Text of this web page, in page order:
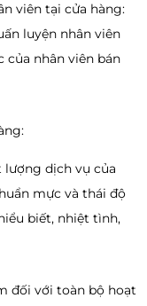
viên tại cửa hàng:
luyện nhân viên
của nhân viên bán
lượng dịch vụ của
mực và thái độ
biết, nhiệt tình,
đối với toàn bộ hoạt